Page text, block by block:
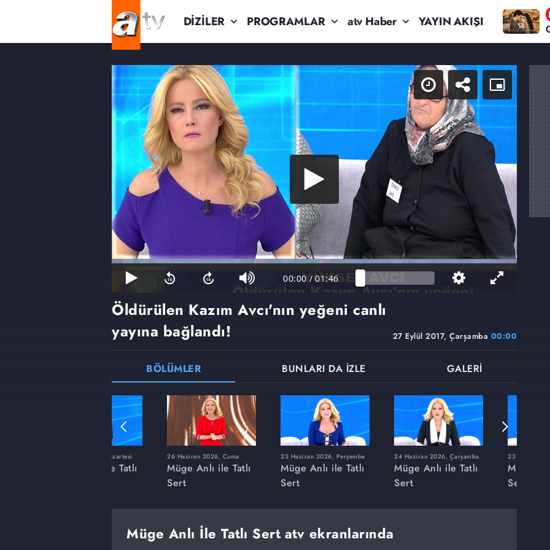
DİZİLER PROGRAMLAR atv Haber YAYIN AKIŞI
00:00 / 01:46
27 Eylül 2017, Çarşamba 00:00
Öldürülen Kazım Avcı'nın yeğeni canlı
yayına bağlandı!
BÖLÜMLER BUNLARI DA İZLE GALERİ
8 Haziran 2026, Pazartesi
Müge Anlı ile Tatlı
26 Haziran 2026, Cuma
Müge Anlı ile Tatlı
Sert
25 Haziran 2026, Perşembe
Müge Anlı ile Tatlı
Sert
24 Haziran 2026, Çarşamba
Müge Anlı ile Tatlı
Sert
23 Haziran
Müge
Sert
Müge Anlı İle Tatlı Sert atv ekranlarında